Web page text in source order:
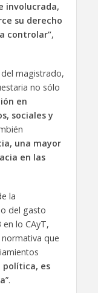
involucrada,
su derecho
controlar”,
magistrado,
no sólo
en
sociales y
una mayor
en las
la
del gasto
lo CAyT,
que
política, es
”.